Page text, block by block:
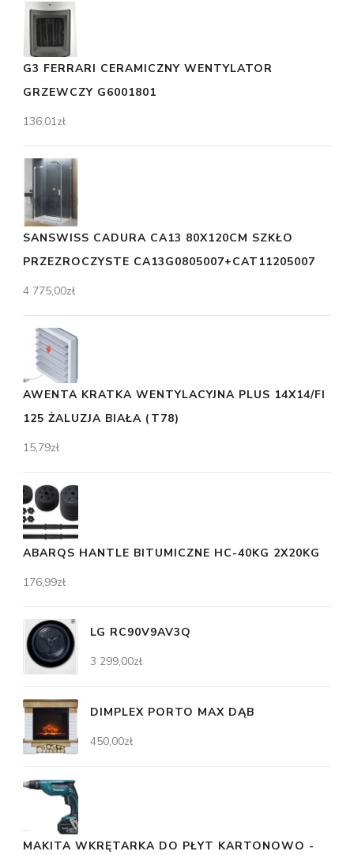
G3 FERRARI CERAMICZNY WENTYLATOR
GRZEWCZY G6001801
136,01zł
SANSWISS CADURA CA13 80X120CM SZKŁO
PRZEZROCZYSTE CA13G0805007+CAT11205007
4 775,00zł
AWENTA KRATKA WENTYLACYJNA PLUS 14X14/FI
125 ŻALUZJA BIAŁA (T78)
15,79zł
ABARQS HANTLE BITUMICZNE HC-40KG 2X20KG
176,99zł
LG RC90V9AV3Q
3 299,00zł
DIMPLEX PORTO MAX DĄB
450,00zł
MAKITA WKRĘTARKA DO PŁYT KARTONOWO -